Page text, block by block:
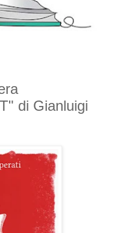
di Gianluigi